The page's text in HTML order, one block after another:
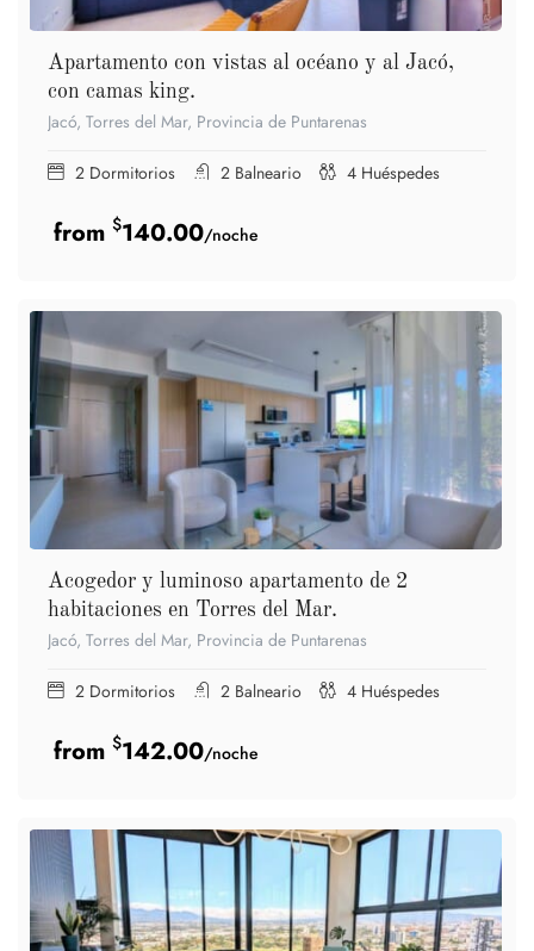
Apartamento con vistas al océano y al Jacó,
con camas king.
Jacó, Torres del Mar, Provincia de Puntarenas
2 Dormitorios 2 Balneario 4 Huéspedes
$140.00/noche
Acogedor y luminoso apartamento de 2
habitaciones en Torres del Mar.
Jacó, Torres del Mar, Provincia de Puntarenas
2 Dormitorios 2 Balneario 4 Huéspedes
$142.00/noche